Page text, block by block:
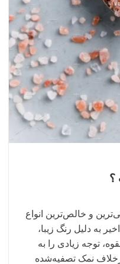
؟
و خالص‌ترین انواع
به دلیل رنگ زیبا،
توجه زیادی را به
نمک تصفیه‌شده